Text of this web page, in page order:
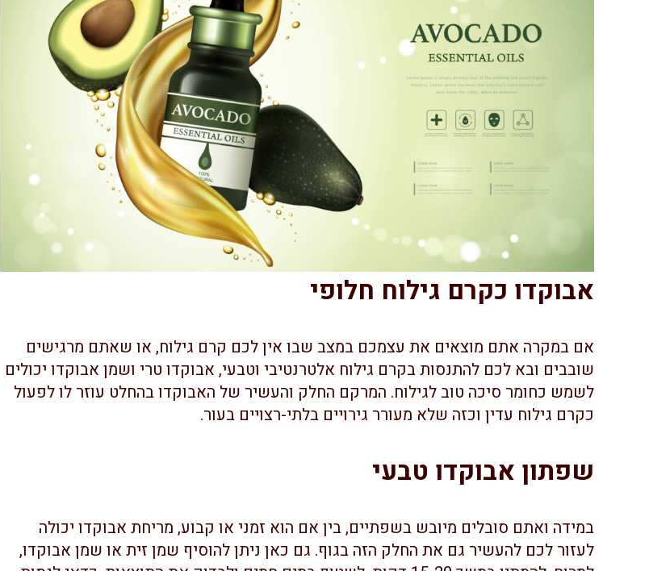
אבוקדו כקרם גילוח חלופי
אם במקרה אתם מוצאים את עצמכם במצב שבו אין לכם קרם גילוח, או שאתם מרגישים
שובבים ובא לכם להתנסות בקרם גילוח אלטרנטיבי וטבעי, אבוקדו טרי ושמן אבוקדו יכולים
לשמש כחומר סיכה טוב לגילוח. המרקם החלק והעשיר של האבוקדו בהחלט עוזר לו לפעול
כקרם גילוח עדין וכזה שלא מעורר גירויים בלתי-רצויים בעור.
שפתון אבוקדו טבעי
במידה ואתם סובלים מיובש בשפתיים, בין אם הוא זמני או קבוע, מריחת אבוקדו יכולה
לעזור לכם להעשיר גם את החלק הזה בגוף. גם כאן ניתן להוסיף שמן זית או שמן אבוקדו,